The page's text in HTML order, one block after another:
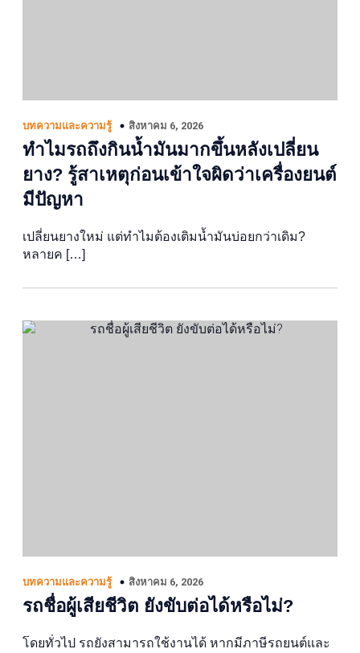
บทความและความรู้ สิงหาคม 6, 2026
ทำไมรถถึงกินน้ำมันมากขึ้นหลังเปลี่ยน
ยาง? รู้สาเหตุก่อนเข้าใจผิดว่าเครื่องยนต์
มีปัญหา
เปลี่ยนยางใหม่ แต่ทำไมต้องเติมน้ำมันบ่อยกว่าเดิม?
หลายค […]
บทความและความรู้ สิงหาคม 6, 2026
รถชื่อผู้เสียชีวิต ยังขับต่อได้หรือไม่?
โดยทั่วไป รถยังสามารถใช้งานได้ หากมีภาษีรถยนต์และ